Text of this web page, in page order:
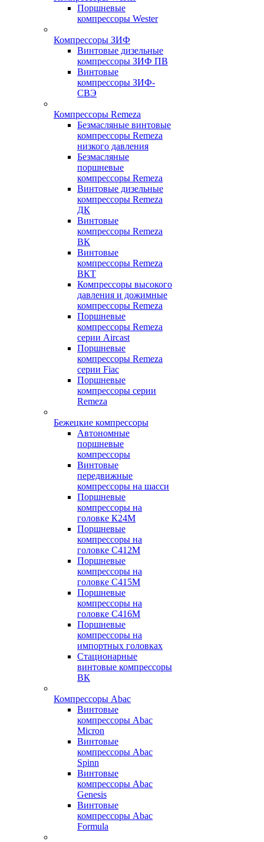
Поршневые
компрессоры Wester
Компрессоры ЗИФ
Винтовые дизельные
компрессоры ЗИФ ПВ
Винтовые
компрессоры ЗИФ-
СВЭ
Компрессоры Remeza
Безмасляные винтовые
компрессоры Remeza
низкого давления
Безмасляные
поршневые
компрессоры Remeza
Винтовые дизельные
компрессоры Remeza
ДК
Винтовые
компрессоры Remeza
ВК
Винтовые
компрессоры Remeza
ВКТ
Компрессоры высокого
давления и дожимные
компрессоры Remeza
Поршневые
компрессоры Remeza
серии Aircast
Поршневые
компрессоры Remeza
серии Fiac
Поршневые
компрессоры серии
Remeza
Бежецкие компрессоры
Автономные
поршневые
компрессоры
Винтовые
передвижные
компрессоры на шасси
Поршневые
компрессоры на
головке К24М
Поршневые
компрессоры на
головке С412М
Поршневые
компрессоры на
головке С415М
Поршневые
компрессоры на
головке С416М
Поршневые
компрессоры на
импортных головках
Стационарные
винтовые компрессоры
ВК
Компрессоры Abac
Винтовые
компрессоры Abac
Micron
Винтовые
компрессоры Abac
Spinn
Винтовые
компрессоры Abac
Genesis
Винтовые
компрессоры Abac
Formula